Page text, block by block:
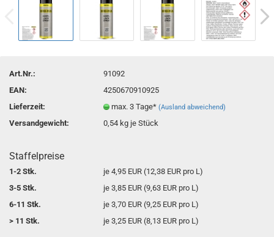
Art.Nr.:
91092
EAN:
4250670910925
Lieferzeit:
max. 3 Tage*(Ausland abweichend)
Versandgewicht: 0,54 kg je Stück
Staffelpreise
1-2 Stk.
je 4,95 EUR (12,38 EUR pro L)
3-5 Stk.
je 3,85 EUR (9,63 EUR pro L)
6-11 Stk.
je 3,70 EUR (9,25 EUR pro L)
> 11 Stk.
je 3,25 EUR (8,13 EUR pro L)